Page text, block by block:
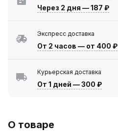
Через 2 дня —187 ₽
Экспресс доставка
От 2 часов — от 400 ₽
Курьерская доставка
От 1 дней —300 ₽
О товаре